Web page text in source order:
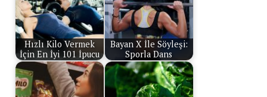
Hızlı Kilo Vermek
İçin En İyi 101 İpucu
Bayan X İle Söyleşi:
Sporla Dans